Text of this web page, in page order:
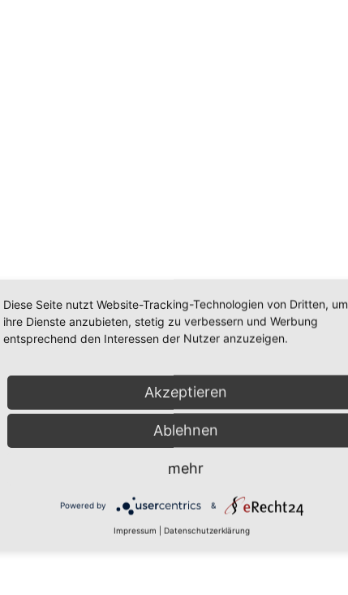
vergoldet
Diese Seite nutzt Website-Tracking-Technologien von Dritten, um
ihre Dienste anzubieten, stetig zu verbessern und Werbung
entsprechend den Interessen der Nutzer anzuzeigen.
Akzeptieren
Ablehnen
mehr
Powered by &
Impressum Datenschutzerklärung